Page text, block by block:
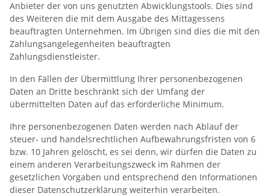
Anbieter der von uns genutzten Abwicklungstools. Dies sind
des Weiteren die mit dem Ausgabe des Mittagessens
beauftragten Unternehmen. Im Übrigen sind dies die mit den
Zahlungsangelegenheiten beauftragten
Zahlungsdienstleister.
In den Fällen der Übermittlung Ihrer personenbezogenen
Daten an Dritte beschränkt sich der Umfang der
übermittelten Daten auf das erforderliche Minimum.
Ihre personenbezogenen Daten werden nach Ablauf der
steuer- und handelsrechtlichen Aufbewahrungsfristen von 6
bzw. 10 Jahren gelöscht, es sei denn, wir dürfen die Daten zu
einem anderen Verarbeitungszweck im Rahmen der
gesetzlichen Vorgaben und entsprechend den Informationen
dieser Datenschutzerklärung weiterhin verarbeiten.